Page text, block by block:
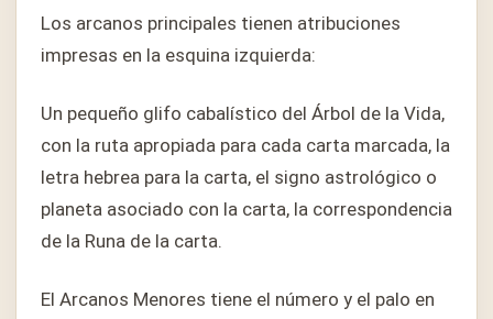
Los arcanos principales tienen atribuciones
impresas en la esquina izquierda:
Un pequeño glifo cabalístico del Árbol de la Vida,
con la ruta apropiada para cada carta marcada, la
letra hebrea para la carta, el signo astrológico o
planeta asociado con la carta, la correspondencia
de la Runa de la carta.
El Arcanos Menores tiene el número y el palo en